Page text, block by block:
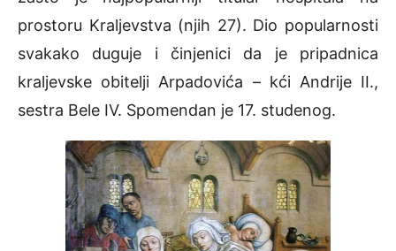
prostoru Kraljevstva (njih 27). Dio popularnosti
svakako duguje i činjenici da je pripadnica
kraljevske obitelji Arpadovića – kći Andrije II.,
sestra Bele IV. Spomendan je 17. studenog.